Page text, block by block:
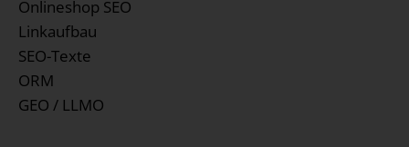
Onlineshop SEO
Linkaufbau
SEO-Texte
ORM
GEO / LLMO